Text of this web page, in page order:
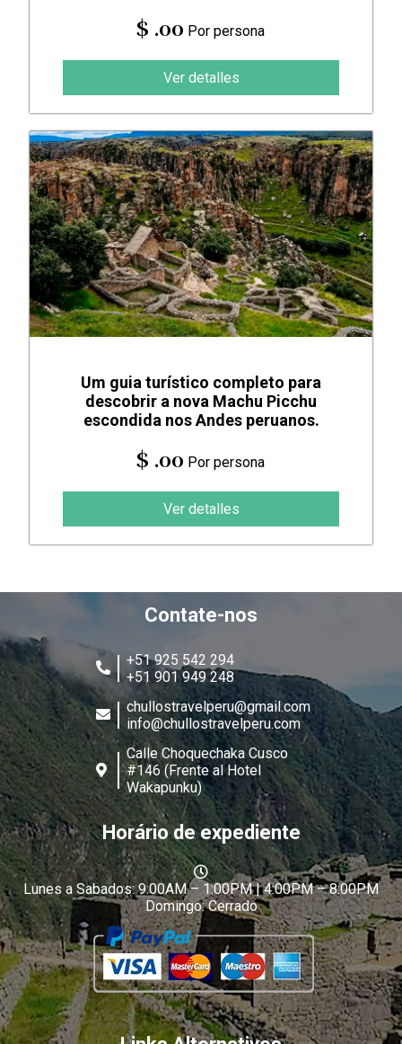
$ .00 Por persona
Ver detalles
Um guia turístico completo para
descobrir a nova Machu Picchu
escondida nos Andes peruanos.
$ .00 Por persona
Ver detalles
Contate-nos
+51 925 542 294
+51 901 949 248
chullostravelperu@gmail.com
info@chullostravelperu.com
Calle Choquechaka Cusco
#146 (Frente al Hotel
Wakapunku)
Horário de expediente
Lunes a Sabados: 9:00AM – 1:00PM | 4:00PM – 8:00PM
Domingo: Cerrado